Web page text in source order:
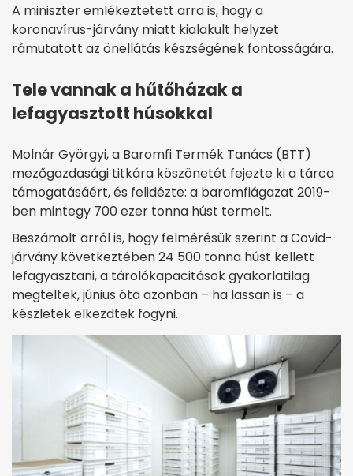
A miniszter emlékeztetett arra is, hogy a
koronavírus-járvány miatt kialakult helyzet
rámutatott az önellátás készségének fontosságára.
Tele vannak a hűtőházak a
lefagyasztott húsokkal
Molnár Györgyi, a Baromfi Termék Tanács (BTT)
mezőgazdasági titkára köszönetét fejezte ki a tárca
támogatásáért, és felidézte: a baromfiágazat 2019-
ben mintegy 700 ezer tonna húst termelt.
Beszámolt arról is, hogy felmérésük szerint a Covid-
járvány következtében 24 500 tonna húst kellett
lefagyasztani, a tárolókapacitások gyakorlatilag
megteltek, június óta azonban – ha lassan is – a
készletek elkezdtek fogyni.